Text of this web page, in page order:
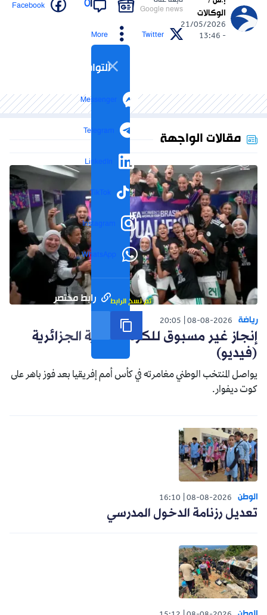
الوكالات
21/05/2026
- 13:46
Google news
0
Facebook
Twitter
More
التواصل الاجتماعي
Messenger
Telegram
LinkedIn
TikTok
Instagram
WhatsApp
رابط مختصر تم نسخ الرابط
مقالات الواجهة
رياضة 08-08-2026
20:05
إنجاز غير مسبوق للكرة النسوية الجزائرية
(فيديو)
يواصل المنتخب الوطني مغامرته في كأس أمم إفريقيا بعد فوز باهر على
كوت ديفوار.
الوطن 08-08-2026
16:10
تعديل رزنامة الدخول المدرسي